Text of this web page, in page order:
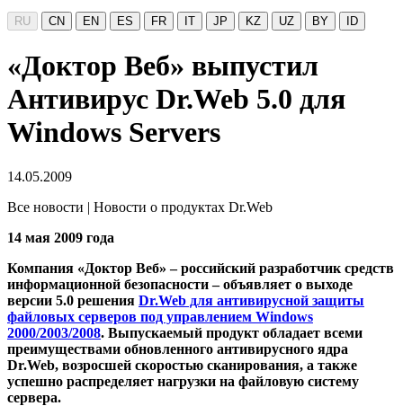
RU CN EN ES FR IT JP KZ UZ BY ID
«Доктор Веб» выпустил
Антивирус Dr.Web 5.0 для
Windows Servers
14.05.2009
Все новости | Новости о продуктах Dr.Web
14 мая 2009 года
Компания «Доктор Веб» – российский разработчик средств
информационной безопасности – объявляет о выходе
версии 5.0 решения Dr.Web для антивирусной защиты
файловых серверов под управлением Windows
2000/2003/2008. Выпускаемый продукт обладает всеми
преимуществами обновленного антивирусного ядра
Dr.Web, возросшей скоростью сканирования, а также
успешно распределяет нагрузки на файловую систему
сервера.